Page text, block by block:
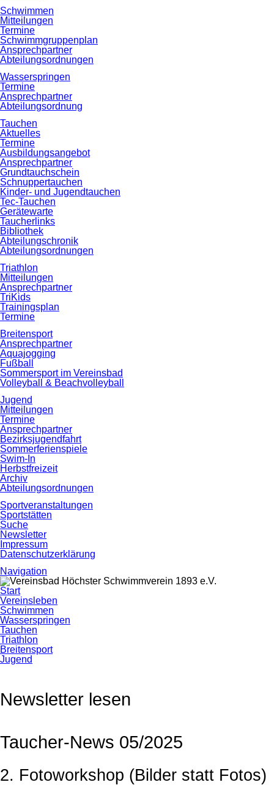
Schwimmen
Mitteilungen
Termine
Schwimmgruppenplan
Ansprechpartner
Abteilungsordnungen
Wasserspringen
Termine
Ansprechpartner
Abteilungsordnung
Tauchen
Aktuelles
Termine
Ausbildungsangebot
Ansprechpartner
Grundtauchschein
Schnuppertauchen
Kinder- und Jugendtauchen
Tec-Tauchen
Gerätewarte
Taucherlinks
Bibliothek
Abteilungschronik
Abteilungsordnungen
Triathlon
Mitteilungen
Ansprechpartner
TriKids
Trainingsplan
Termine
Breitensport
Ansprechpartner
Aquajogging
Fußball
Sommersport im Vereinsbad
Volleyball & Beachvolleyball
Jugend
Mitteilungen
Termine
Ansprechpartner
Bezirksjugendfahrt
Sommerferienspiele
Swim-In
Herbstfreizeit
Archiv
Abteilungsordnungen
Sportveranstaltungen
Sportstätten
Suche
Newsletter
Impressum
Datenschutzerklärung
Navigation
Navigation
überspringen
Start
Vereinsleben
Schwimmen
Wasserspringen
Tauchen
Triathlon
Breitensport
Jugend
Newsletter lesen
Taucher-News 05/2025
2. Fotoworkshop (Bilder statt Fotos)